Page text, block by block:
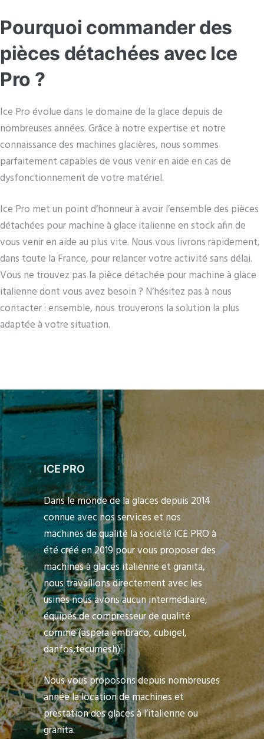
Pourquoi commander des
pièces détachées avec Ice
Pro ?
Ice Pro évolue dans le domaine de la glace depuis de
nombreuses années. Grâce à notre expertise et notre
connaissance des machines glacières, nous sommes
parfaitement capables de vous venir en aide en cas de
dysfonctionnement de votre matériel.
Ice Pro met un point d’honneur à avoir l’ensemble des pièces
détachées pour machine à glace italienne en stock afin de
vous venir en aide au plus vite. Nous vous livrons rapidement,
dans toute la France, pour relancer votre activité sans délai.
Vous ne trouvez pas la pièce détachée pour machine à glace
italienne dont vous avez besoin ? N’hésitez pas à nous
contacter : ensemble, nous trouverons la solution la plus
adaptée à votre situation.
ICE PRO
Dans le monde de la glaces depuis 2014
connue avec nos services et nos
machines de qualité la société ICE PRO à
été créé en 2019 pour vous proposer des
machines à glaces italienne et granita,
nous travaillons directement avec les
usines nous avons aucun intermédiaire,
équipés de compresseur de qualité
comme (aspera embraco, cubigel,
danfos,tecumesh).
Nous vous proposons depuis nombreuses
année la location de machines et
prestation des glaces à l’italienne ou
granita.